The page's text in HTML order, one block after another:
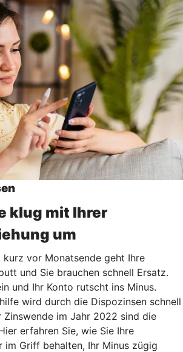
klug mit Ihrer
um
kurz vor Monatsende geht Ihre
und Sie brauchen schnell Ersatz.
und Ihr Konto rutscht ins Minus.
wird durch die Dispozinsen schnell
Zinswende im Jahr 2022 sind die
erfahren Sie, wie Sie Ihre
im Griff behalten, Ihr Minus zügig